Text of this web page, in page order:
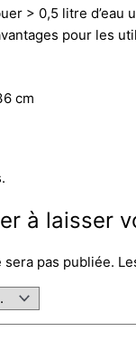
> 0,5 litre d’eau
pour les
cm
à laisser
pas publiée.